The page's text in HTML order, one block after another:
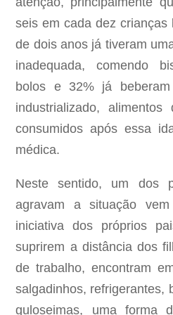
seis em cada dez crianças
de dois anos já tiveram
inadequada, comendo
bolos e 32% já
industrializado,
consumidos após essa
médica.
Neste sentido, um dos
agravam a situação
iniciativa dos próprios
suprirem a distância dos
de trabalho, encontram
salgadinhos, refrigerantes,
guloseimas, uma forma